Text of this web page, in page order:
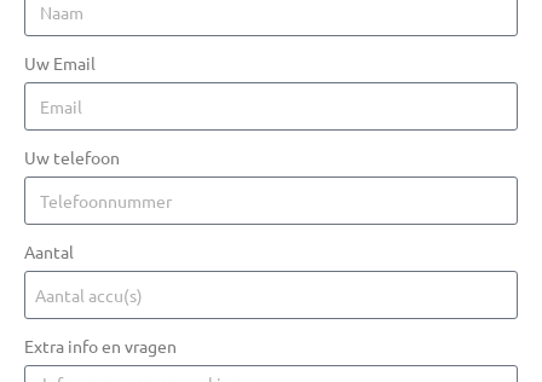
Uw Email
Uw telefoon
Aantal
Extra info en vragen